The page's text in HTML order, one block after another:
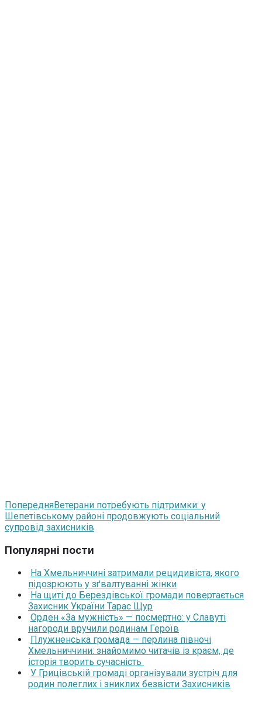
ПопередняВетерани потребують підтримки: у
Шепетівському районі продовжують соціальний
супровід захисників
Популярні пости
На Хмельниччині затримали рецидивіста, якого
підозрюють у зґвалтуванні жінки
На щиті до Берездівської громади повертається
Захисник України Тарас Щур
Орден «За мужність» — посмертно: у Славуті
нагороди вручили родинам Героїв
Плужненська громада — перлина півночі
Хмельниччини: знайомимо читачів із краєм, де
історія творить сучасність
У Грицівській громаді організували зустріч для
родин полеглих і зниклих безвісти Захисників